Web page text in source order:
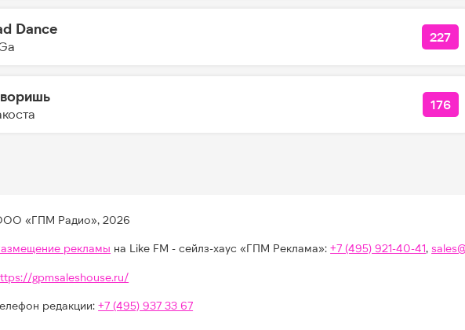
Dance 227
176
«ГПМ Радио», 2026
рекламы на Like FM - сейлз-хаус «ГПМ Реклама»:+7 (495) 921-40-41,
gpmsaleshouse.ru/
редакции:+7 (495) 937 33 67